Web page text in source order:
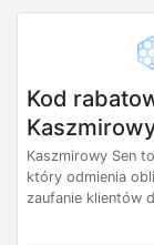
Kod
Kaszmirowy Sen
który odmienia
zaufanie klientów